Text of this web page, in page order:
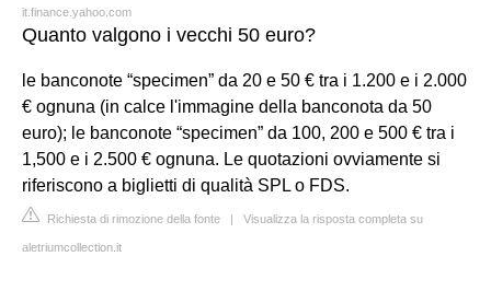
it.finance.yahoo.com
Quanto valgono i vecchi 50 euro?
le banconote “specimen” da 20 e 50 € tra i 1.200 e i 2.000
€ ognuna (in calce l'immagine della banconota da 50
euro); le banconote “specimen” da 100, 200 e 500 € tra i
1,500 e i 2.500 € ognuna. Le quotazioni ovviamente si
riferiscono a biglietti di qualità SPL o FDS.
Richiesta di rimozione della fonte | Visualizza la risposta completa su
aletriumcollection.it